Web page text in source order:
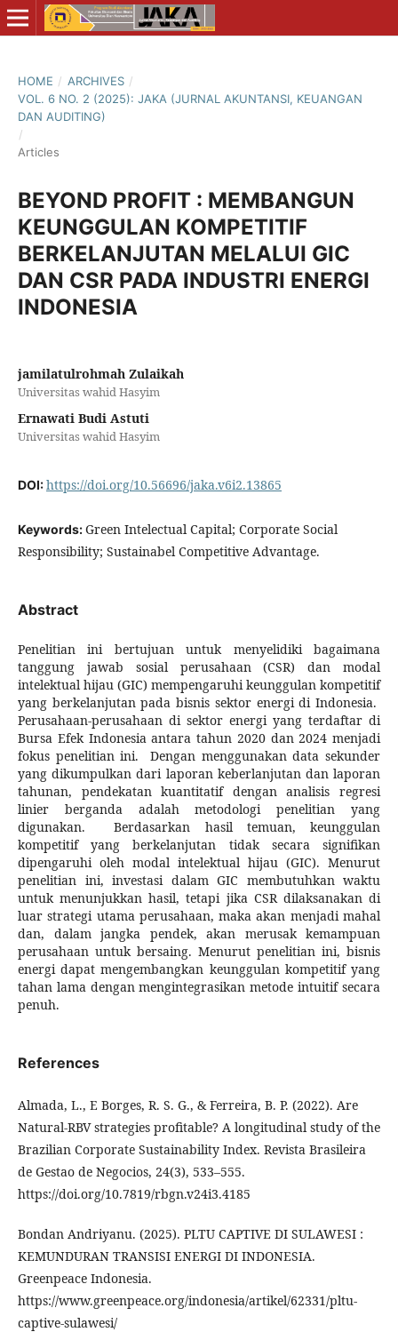
HOME / ARCHIVES /
VOL. 6 NO. 2 (2025): JAKA (JURNAL AKUNTANSI, KEUANGAN
DAN AUDITING)
/
Articles
BEYOND PROFIT : MEMBANGUN
KEUNGGULAN KOMPETITIF
BERKELANJUTAN MELALUI GIC
DAN CSR PADA INDUSTRI ENERGI
INDONESIA
jamilatulrohmah Zulaikah
Universitas wahid Hasyim
Ernawati Budi Astuti
Universitas wahid Hasyim
DOI:https://doi.org/10.56696/jaka.v6i2.13865
Keywords:Green Intelectual Capital; Corporate Social
Responsibility; Sustainabel Competitive Advantage.
Abstract
Penelitian ini bertujuan untuk menyelidiki bagaimana
tanggung jawab sosial perusahaan (CSR) dan modal
intelektual hijau (GIC) mempengaruhi keunggulan kompetitif
yang berkelanjutan pada bisnis sektor energi di Indonesia.
Perusahaan-perusahaan di sektor energi yang terdaftar di
Bursa Efek Indonesia antara tahun 2020 dan 2024 menjadi
fokus penelitian ini. Dengan menggunakan data sekunder
yang dikumpulkan dari laporan keberlanjutan dan laporan
tahunan, pendekatan kuantitatif dengan analisis regresi
linier berganda adalah metodologi penelitian yang
digunakan. Berdasarkan hasil temuan, keunggulan
kompetitif yang berkelanjutan tidak secara signifikan
dipengaruhi oleh modal intelektual hijau (GIC). Menurut
penelitian ini, investasi dalam GIC membutuhkan waktu
untuk menunjukkan hasil, tetapi jika CSR dilaksanakan di
luar strategi utama perusahaan, maka akan menjadi mahal
dan, dalam jangka pendek, akan merusak kemampuan
perusahaan untuk bersaing. Menurut penelitian ini, bisnis
energi dapat mengembangkan keunggulan kompetitif yang
tahan lama dengan mengintegrasikan metode intuitif secara
penuh.
References
Almada, L., E Borges, R. S. G., & Ferreira, B. P. (2022). Are
Natural-RBV strategies profitable? A longitudinal study of the
Brazilian Corporate Sustainability Index. Revista Brasileira
de Gestao de Negocios, 24(3), 533–555.
https://doi.org/10.7819/rbgn.v24i3.4185
Bondan Andriyanu. (2025). PLTU CAPTIVE DI SULAWESI :
KEMUNDURAN TRANSISI ENERGI DI INDONESIA.
Greenpeace Indonesia.
https://www.greenpeace.org/indonesia/artikel/62331/pltu-
captive-sulawesi/